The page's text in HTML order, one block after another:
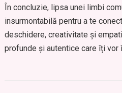
În concluzie, lipsa unei limbi
insurmontabilă pentru a te
deschidere, creativitate și
profunde și autentice care îți